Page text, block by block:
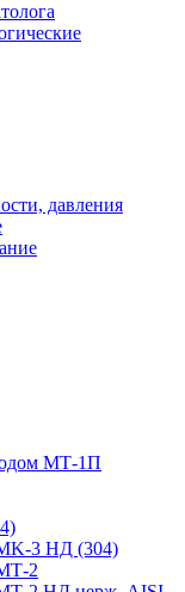
давления
МТ-1П
3 НД (304)
2